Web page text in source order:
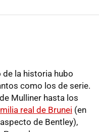
la historia hubo
como los de serie.
Mulliner hasta los
real de Brunei (en
de Bentley),